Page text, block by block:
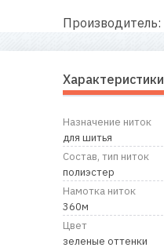
Производитель:
Характеристики
Назначение ниток
для шитья
Состав, тип ниток
полиэстер
Намотка ниток
360м
Цвет
зеленые оттенки